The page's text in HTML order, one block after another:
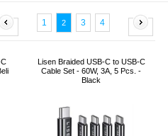
1 2 3 4
Lisen Braided USB-C to USB-C
Cable Set - 60W, 3A, 5 Pcs. -
Black